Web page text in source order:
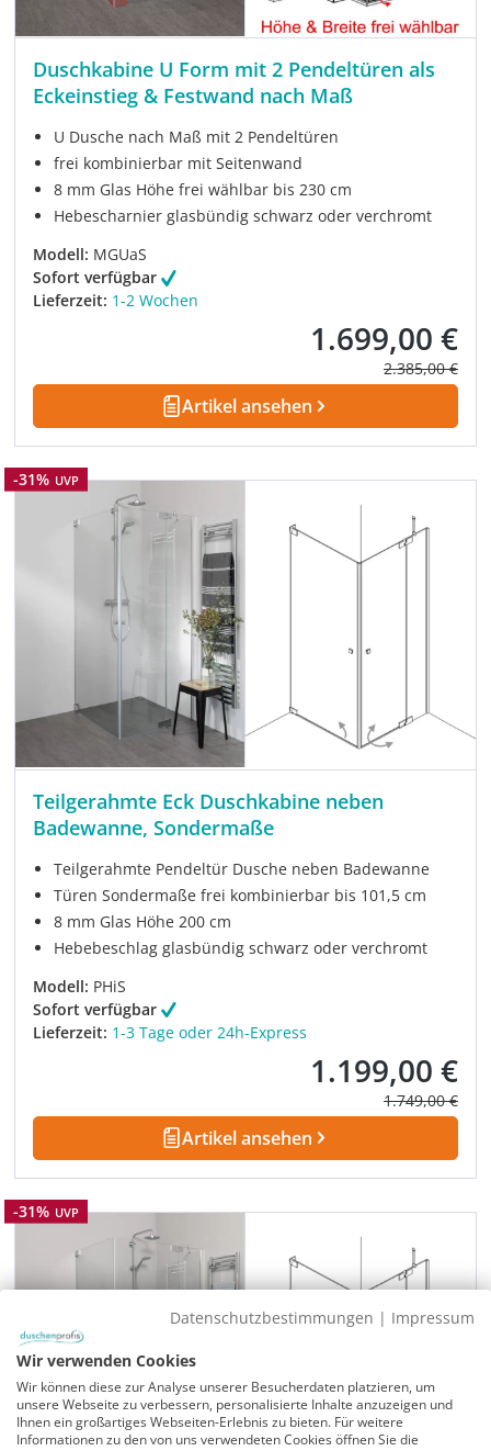
Duschkabine U Form mit 2 Pendeltüren als
Eckeinstieg & Festwand nach Maß
U Dusche nach Maß mit 2 Pendeltüren
frei kombinierbar mit Seitenwand
8 mm Glas Höhe frei wählbar bis 230 cm
Hebescharnier glasbündig schwarz oder verchromt
Modell: MGUaS
Sofort verfügbar
Lieferzeit: 1-2 Wochen
Verkaufspreis:
1.699,00 €
Regulärer
2.385,00 €
Artikel ansehen
Rabatt
-31% UVP
Teilgerahmte Eck Duschkabine neben
Badewanne, Sondermaße
Teilgerahmte Pendeltür Dusche neben Badewanne
Türen Sondermaße frei kombinierbar bis 101,5 cm
8 mm Glas Höhe 200 cm
Hebebeschlag glasbündig schwarz oder verchromt
Modell: PHiS
Sofort verfügbar
Lieferzeit: 1-3 Tage oder 24h-Express
Verkaufspreis:
1.199,00 €
Regulärer
1.749,00 €
Artikel ansehen
Rabatt
-31% UVP
Datenschutzbestimmungen | Impressum
Wir verwenden Cookies
Wir können diese zur Analyse unserer Besucherdaten platzieren, um
unsere Webseite zu verbessern, personalisierte Inhalte anzuzeigen und
Ihnen ein großartiges Webseiten-Erlebnis zu bieten. Für weitere
Informationen zu den von uns verwendeten Cookies öffnen Sie die